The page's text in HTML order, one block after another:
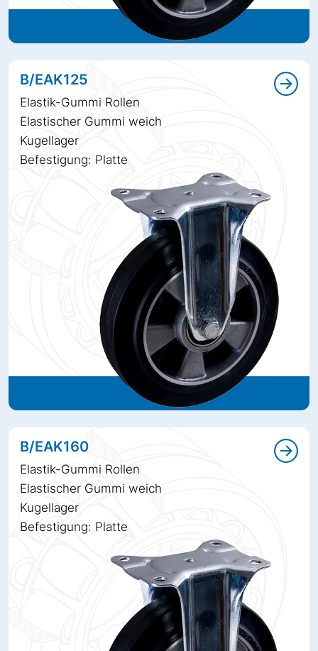
B/EAK125
Elastik-Gummi Rollen
Elastischer Gummi weich
Kugellager
Befestigung: Platte
B/EAK160
Elastik-Gummi Rollen
Elastischer Gummi weich
Kugellager
Befestigung: Platte